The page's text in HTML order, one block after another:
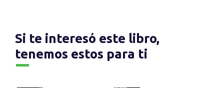
Si te interesó este libro,
tenemos estos para ti